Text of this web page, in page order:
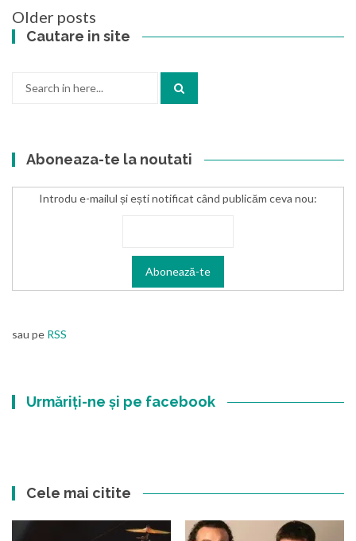
Posts
navigation
Older posts
Cautare in site
Aboneaza-te la noutati
Introdu e-mailul și ești notificat când publicăm ceva nou:
sau pe RSS
Urmăriți-ne și pe facebook
Cele mai citite